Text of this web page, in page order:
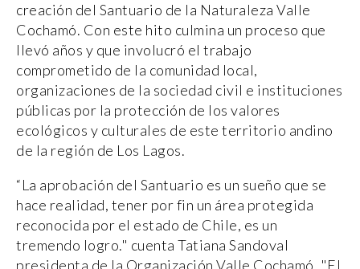
creación del Santuario de la Naturaleza Valle
Cochamó. Con este hito culmina un proceso que
llevó años y que involucró el trabajo
comprometido de la comunidad local,
organizaciones de la sociedad civil e instituciones
públicas por la protección de los valores
ecológicos y culturales de este territorio andino
de la región de Los Lagos.
“La aprobación del Santuario es un sueño que se
hace realidad, tener por fin un área protegida
reconocida por el estado de Chile, es un
tremendo logro." cuenta Tatiana Sandoval
presidenta de la Organización Valle Cochamó. "El